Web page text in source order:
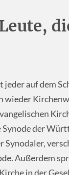
auf dem
wieder
der
Synodaler,
Außerdem
in der